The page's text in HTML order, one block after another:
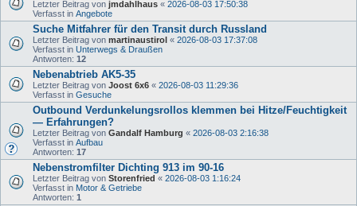
Letzter Beitrag von jmdahlhaus « 2026-08-03 17:50:38
Verfasst in Angebote
Suche Mitfahrer für den Transit durch Russland
Letzter Beitrag von martinaustirol « 2026-08-03 17:37:08
Verfasst in Unterwegs & Draußen
Antworten: 12
Nebenabtrieb AK5-35
Letzter Beitrag von Joost 6x6 « 2026-08-03 11:29:36
Verfasst in Gesuche
Outbound Verdunkelungsrollos klemmen bei Hitze/Feuchtigkeit
— Erfahrungen?
Letzter Beitrag von Gandalf Hamburg « 2026-08-03 2:16:38
Verfasst in Aufbau
Antworten: 17
Nebenstromfilter Dichting 913 im 90-16
Letzter Beitrag von Storenfried « 2026-08-03 1:16:24
Verfasst in Motor & Getriebe
Antworten: 1